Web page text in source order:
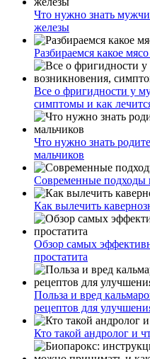
Что нужно знать
железы
Разбираемся какое
Все о фригидности у
симптомы и как
Что нужно знать
мальчиков
Современные подходы
Как вылечить
Обзор самых
простатита
Польза и вред
рецептов для
Кто такой андролог и